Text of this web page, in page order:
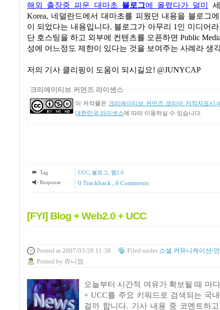
해외 출장중 피운 대마초 블로그에 올렸다가 덜미
Korea, 네덜란드에서 대마초를 피웠던 내용을 블로그
이 되었다는 내용입니다. 블로그가 아무리 1인 미디어
단 호스팅을 하고 외부에 컨텐츠를 오픈하면 Public
성에 어느정도 제한이 있다는 것을 보여주는 사례라 생
저의 기사 클리핑이 도움이 되시길요! @JUNYCAP
크리에이티브 커먼즈 라이센스
이 저작물은 크리에이티브 커먼즈 코리아 저작자표시-
대한민국 라이센스에 따라 이용하실 수 있습니다.
Tag UCC, 블로그, 웹2.0
Response
0 Trackback 6 Comments
[FYI] Blog + Web2.0 + UCC
Posted at 2007/03/20 11:38 Filed under 소셜 커뮤니케이션/
Posted by 쥬니캡
오늘부터 시간적 여유가 확보될 때 마
+ UCC를 주요 키워드로 검색되는 국
걸까 합니다. 기사 내용 중 코멘트하